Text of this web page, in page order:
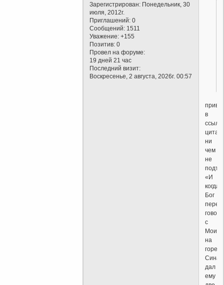
Зарегистрирован: Понедельник, 30
июля, 2012г.
Приглашений: 0
Сообщений: 1511
Уважение: +155
Позитив: 0
Провел на форуме:
19 дней 21 час
Последний визит:
Воскресенье, 2 августа, 2026г. 00:57
в
ни
чем
не
«И
когда
Бог
с
на
горе
дал
ему